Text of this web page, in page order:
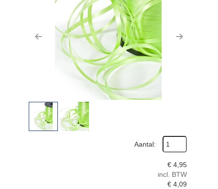
Previous Next
Aantal:
€ 4,95
incl. BTW
€ 4,09